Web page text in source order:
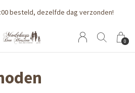
0
besteld, dezelfde dag verzonden!